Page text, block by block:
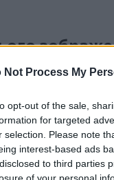
Not Process My
opt-out of the sale,
for targeted
selection. Please note
interest-based ads
to third parties
завантаження
x 1,024)